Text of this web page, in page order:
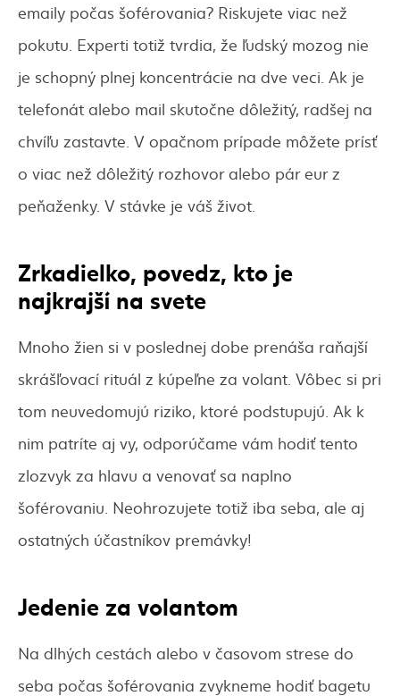
emaily počas šoférovania? Riskujete viac než
pokutu. Experti totiž tvrdia, že ľudský mozog nie
je schopný plnej koncentrácie na dve veci. Ak je
telefonát alebo mail skutočne dôležitý, radšej na
chvíľu zastavte. V opačnom prípade môžete prísť
o viac než dôležitý rozhovor alebo pár eur z
peňaženky. V stávke je váš život.
Zrkadielko, povedz, kto je
najkrajší na svete
Mnoho žien si v poslednej dobe prenáša raňajší
skrášľovací rituál z kúpeľne za volant. Vôbec si pri
tom neuvedomujú riziko, ktoré podstupujú. Ak k
nim patríte aj vy, odporúčame vám hodiť tento
zlozvyk za hlavu a venovať sa naplno
šoférovaniu. Neohrozujete totiž iba seba, ale aj
ostatných účastníkov premávky!
Jedenie za volantom
Na dlhých cestách alebo v časovom strese do
seba počas šoférovania zvykneme hodiť bagetu